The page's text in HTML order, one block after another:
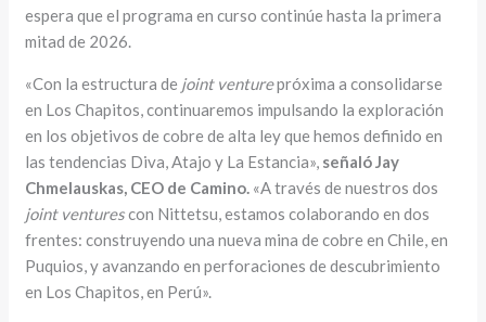
espera que el programa en curso continúe hasta la primera
mitad de 2026.
«Con la estructura de joint venturepróxima a consolidarse
en Los Chapitos, continuaremos impulsando la exploración
en los objetivos de cobre de alta ley que hemos definido en
las tendencias Diva, Atajo y La Estancia», señaló Jay
Chmelauskas, CEO de Camino. «A través de nuestros dos
joint venturescon Nittetsu, estamos colaborando en dos
frentes: construyendo una nueva mina de cobre en Chile, en
Puquios, y avanzando en perforaciones de descubrimiento
en Los Chapitos, en Perú».